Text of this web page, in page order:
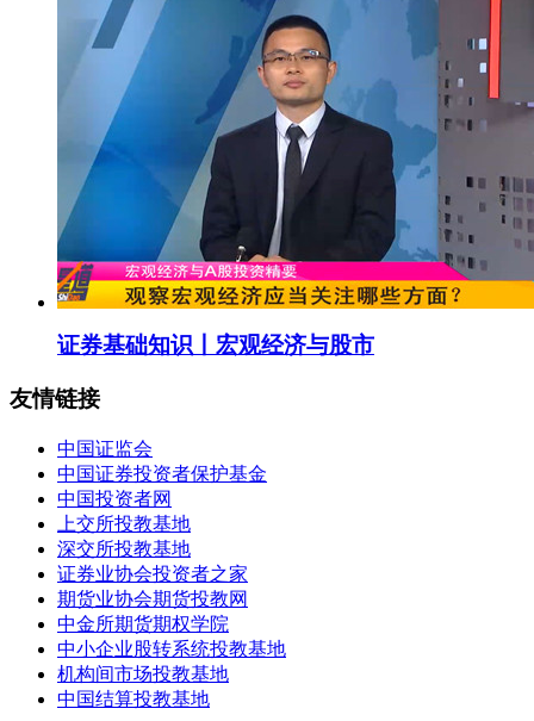
证券基础知识丨宏观经济与股市
友情链接
中国证监会
中国证券投资者保护基金
中国投资者网
上交所投教基地
深交所投教基地
证券业协会投资者之家
期货业协会期货投教网
中金所期货期权学院
中小企业股转系统投教基地
机构间市场投教基地
中国结算投教基地